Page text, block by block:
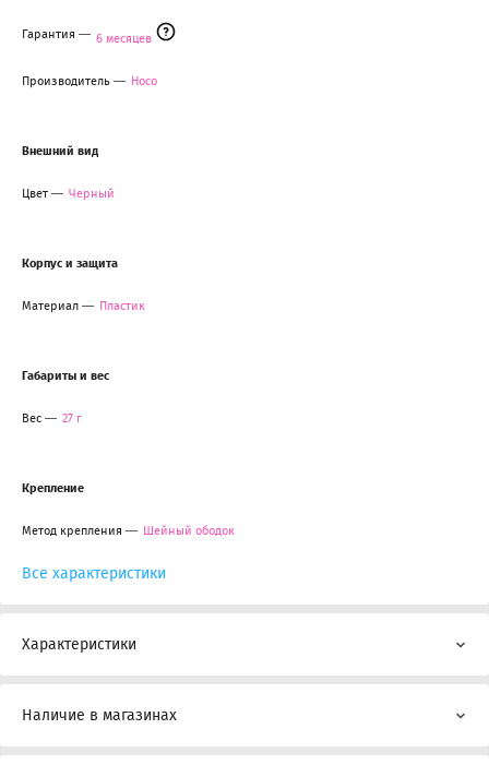
Гарантия 6 месяцев
Производитель Hoco
Внешний вид
Цвет Черный
Корпус и защита
Материал Пластик
Габариты и вес
Вес 27 г
Крепление
Метод крепления Шейный ободок
Все характеристики
Характеристики
Наличие в магазинах